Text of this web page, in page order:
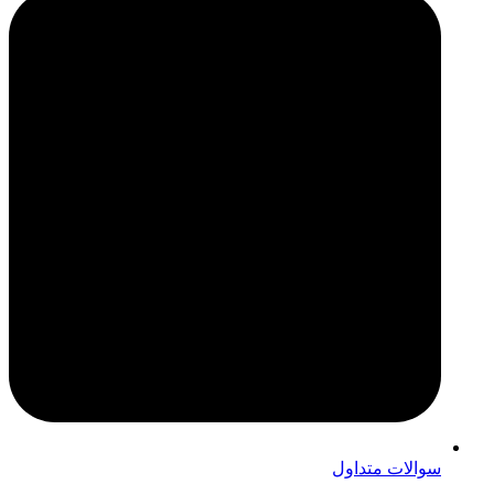
سوالات متداول